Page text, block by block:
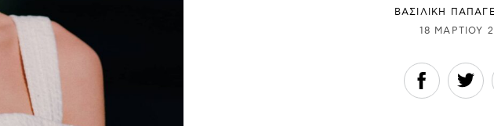
ΒΑΣΙΛΙΚΗ
18 ΜΑΡΤΊΟΥ